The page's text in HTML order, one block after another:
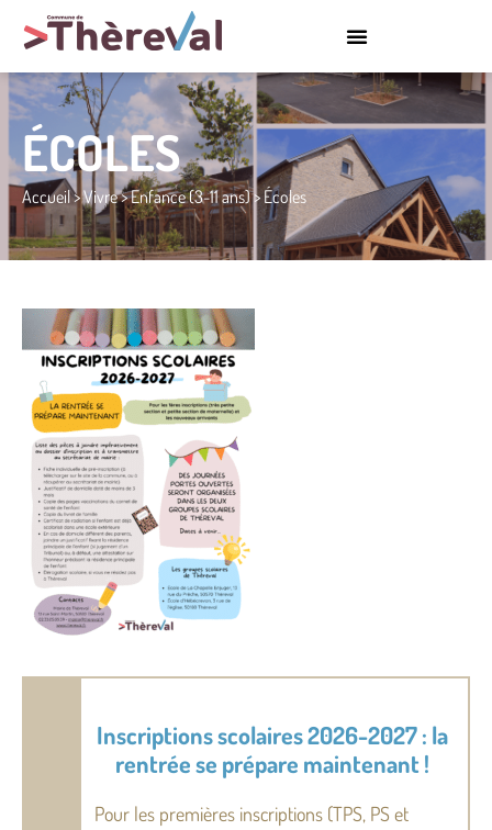
ÉCOLES
Accueil>Vivre>Enfance (3-11 ans)> Écoles
Inscriptions scolaires 2026-2027 : la
rentrée se prépare maintenant !
Pour les premières inscriptions (TPS, PS et